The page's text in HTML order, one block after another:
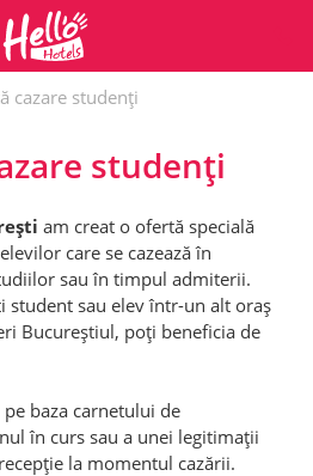
cazare studenți
studenți
am creat o ofertă specială
care se cazează în
sau în timpul admiterii.
student sau elev într-un alt oraș
Bucureștiul, poți beneficia de
baza carnetului de
în curs sau a unei legitimații
la momentul cazării.